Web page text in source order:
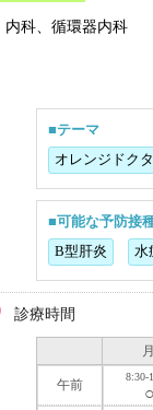
内科、循環器内科
■テーマ
オレンジドク
■可能な予防接
B型肝炎
水
診療時間
午前
8:30-